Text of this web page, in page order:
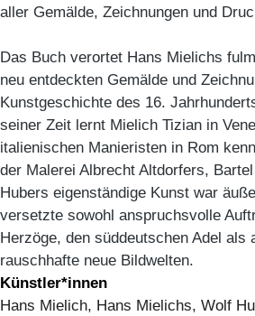
aller Gemälde, Zeichnungen und
Das Buch verortet Hans Mielichs
neu entdeckten Gemälde und
Kunstgeschichte des 16.
seiner Zeit lernt Mielich Tizian in
italienischen Manieristen in Rom
der Malerei Albrecht Altdorfers,
Hubers eigenständige Kunst war
versetzte sowohl anspruchsvolle
Herzöge, den süddeutschen Adel als
rauschhafte neue Bildwelten.
Künstler*innen
Hans Mielich, Hans Mielichs, Wolf